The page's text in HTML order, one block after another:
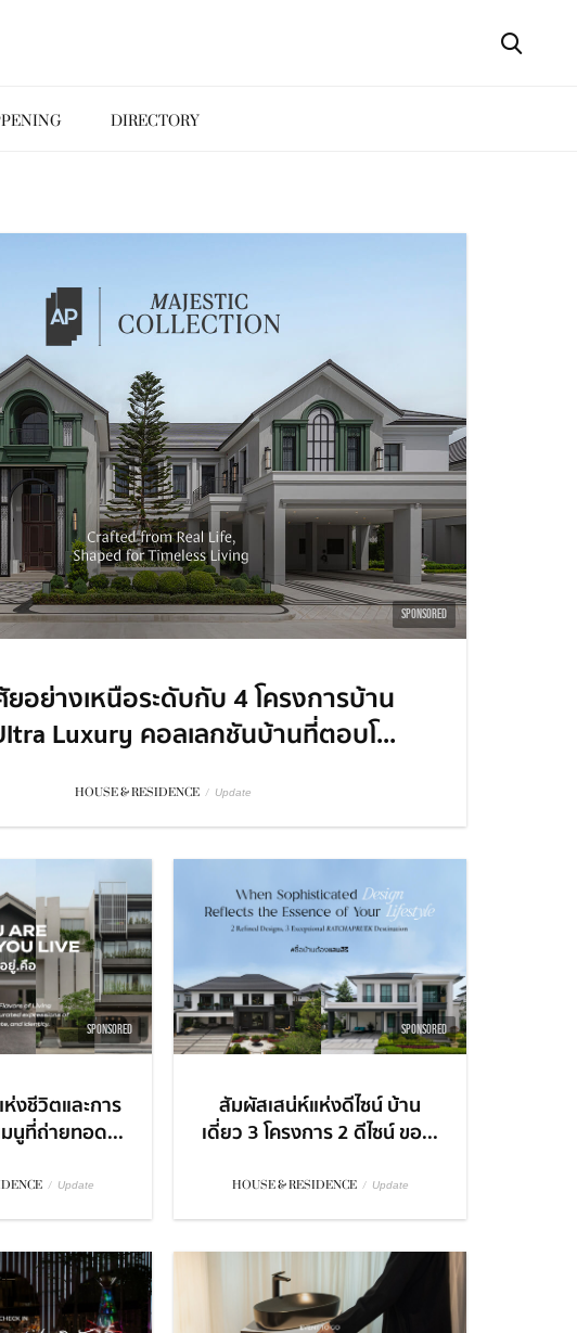
DIRECTORY
SPONSORED
อย่างเหนือระดับกับ 4 โครงการบ้าน
Luxury คอลเลกชันบ้านที่ตอบโ...
HOUSE & RESIDENCE / Update
SPONSORED
งชีวิตและการ
นูที่ถ่ายทอด...
/ Update
SPONSORED
สัมผัสเสน่ห์แห่งดีไซน์ บ้าน
เดี่ยว 3 โครงการ 2 ดีไซน์ ขอ...
HOUSE & RESIDENCE / Update